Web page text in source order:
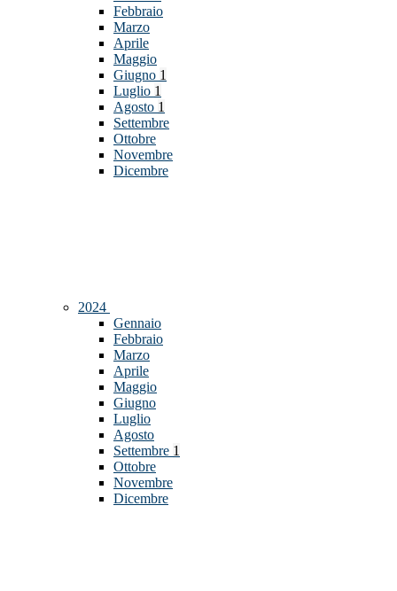
Febbraio
Marzo
Aprile
Maggio
Giugno 1
Luglio 1
Agosto 1
Settembre
Ottobre
Novembre
Dicembre
2024
Gennaio
Febbraio
Marzo
Aprile
Maggio
Giugno
Luglio
Agosto
Settembre 1
Ottobre
Novembre
Dicembre